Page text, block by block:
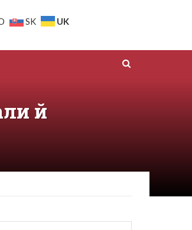
SK UK
й